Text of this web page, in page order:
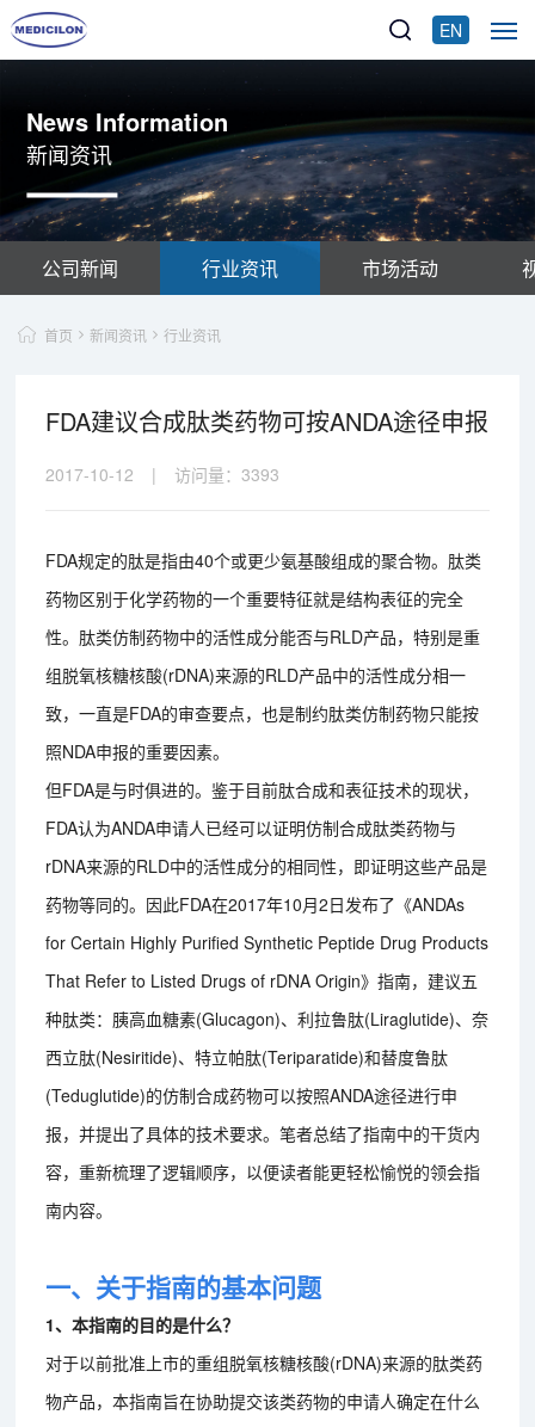
EN
News Information
新闻资讯
公司新闻 行业资讯 市场活动
首页 新闻资讯 行业资讯
FDA建议合成肽类药物可按ANDA途径申报
2017-10-12 | 访问量：3393
FDA规定的肽是指由40个或更少氨基酸组成的聚合物。肽类
药物区别于化学药物的一个重要特征就是结构表征的完全
性。肽类仿制药物中的活性成分能否与RLD产品，特别是重
组脱氧核糖核酸(rDNA)来源的RLD产品中的活性成分相一
致，一直是FDA的审查要点，也是制约肽类仿制药物只能按
照NDA申报的重要因素。
但FDA是与时俱进的。鉴于目前肽合成和表征技术的现状，
FDA认为ANDA申请人已经可以证明仿制合成肽类药物与
rDNA来源的RLD中的活性成分的相同性，即证明这些产品是
药物等同的。因此FDA在2017年10月2日发布了《ANDAs
for Certain Highly Purified Synthetic Peptide Drug Products
That Refer to Listed Drugs of rDNA Origin》指南，建议五
种肽类：胰高血糖素(Glucagon)、利拉鲁肽(Liraglutide)、奈
西立肽(Nesiritide)、特立帕肽(Teriparatide)和替度鲁肽
(Teduglutide)的仿制合成药物可以按照ANDA途径进行申
报，并提出了具体的技术要求。笔者总结了指南中的干货内
容，重新梳理了逻辑顺序，以便读者能更轻松愉悦的领会指
南内容。
一、关于指南的基本问题
1、本指南的目的是什么？
对于以前批准上市的重组脱氧核糖核酸(rDNA)来源的肽类药
物产品，本指南旨在协助提交该类药物的申请人确定在什么